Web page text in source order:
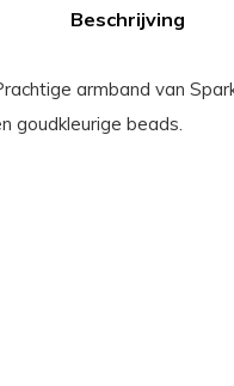
Beschrijving
armband van
goudkleurige beads.